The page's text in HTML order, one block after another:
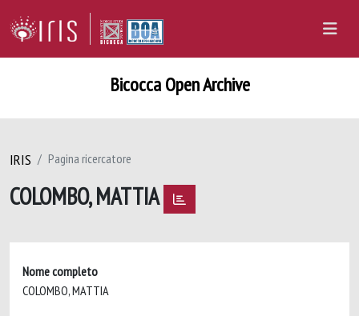
Bicocca Open Archive
IRIS Pagina ricercatore
COLOMBO, MATTIA
Nome completo
COLOMBO, MATTIA